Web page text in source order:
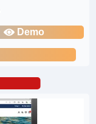
Demo